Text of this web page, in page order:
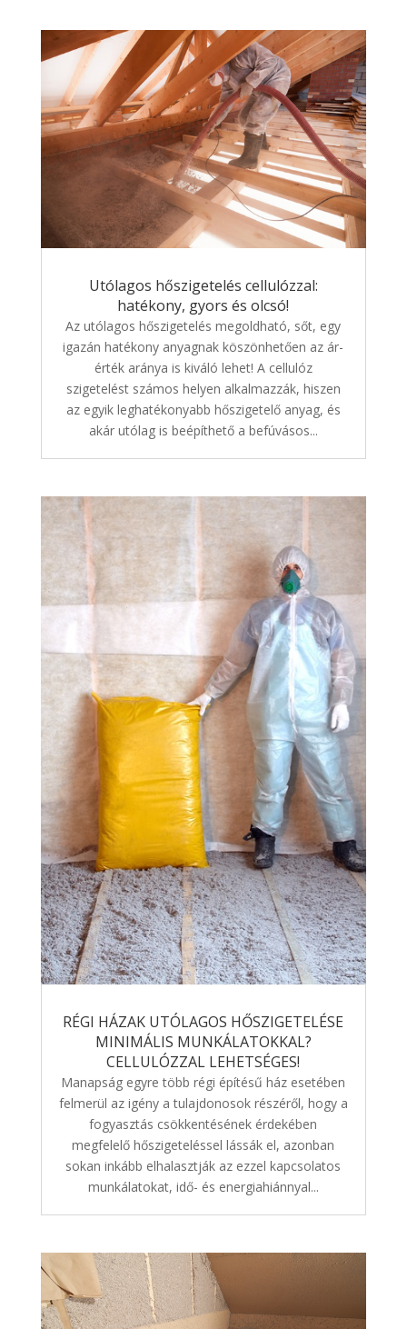
Utólagos hőszigetelés cellulózzal:
hatékony, gyors és olcsó!
Az utólagos hőszigetelés megoldható, sőt, egy
igazán hatékony anyagnak köszönhetően az ár-
érték aránya is kiváló lehet! A cellulóz
szigetelést számos helyen alkalmazzák, hiszen
az egyik leghatékonyabb hőszigetelő anyag, és
akár utólag is beépíthető a befúvásos...
RÉGI HÁZAK UTÓLAGOS HŐSZIGETELÉSE
MINIMÁLIS MUNKÁLATOKKAL?
CELLULÓZZAL LEHETSÉGES!
Manapság egyre több régi építésű ház esetében
felmerül az igény a tulajdonosok részéről, hogy a
fogyasztás csökkentésének érdekében
megfelelő hőszigeteléssel lássák el, azonban
sokan inkább elhalasztják az ezzel kapcsolatos
munkálatokat, idő- és energiahiánnyal...